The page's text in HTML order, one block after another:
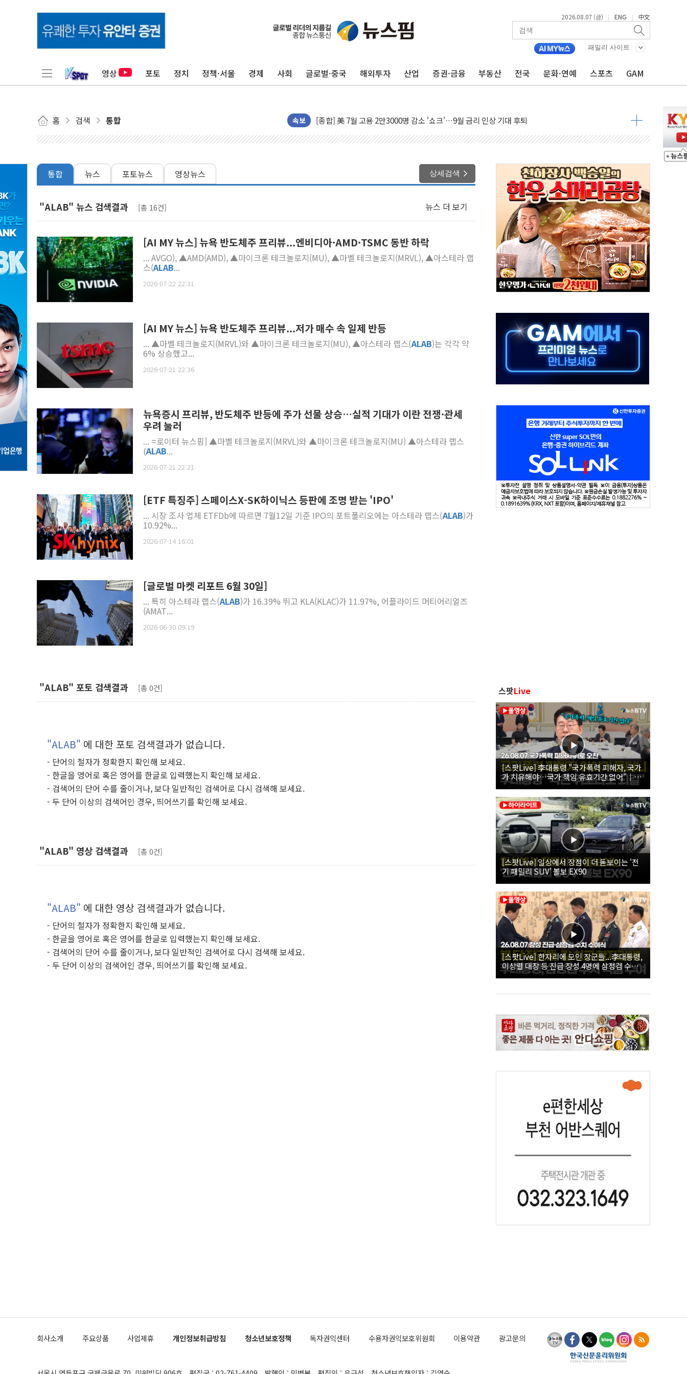
2026.08.07 (금) | ENG | 中文
패밀리 사이트
영상 포토 정치 정책·서울 경제 사회 글로벌·중국 해외투자 산업 증권·금융 부동산 전국 문화·연예 스포츠 GAM
홈 검색 통합 속보
[AI MY 뉴스] 뉴욕 반도체주 프리뷰...美 고용 쇼크에 반도체주 '활짝'
뉴욕증시 프리뷰, 美 고용 쇼크에 금리 인상 우려 후퇴…나스닥 선물 1%대 상승
[사진] 이슬람 수니파 3개국, 공동방위협정 체결
뉴욕증시 개장 전 특징주...아틀라시안·클라우드플레어·태양광주↑ VS 트레이드데스크·웬디스↓
트럼프 "금리 내려야"…파월 때와 달리 워시엔 톤 낮춰
특정 정치인 측근 포항시 정책특보 내정설...포항시 '시끌'
李 "해남 태양광, 대한민국 다음 100년 밑거름…수도권 집중 완화 전환점"
李 대통령, '6시간 마라톤 부동산 2차 회의' 주재… "전폭적 공급 확대·속도전 총력"
트럼프, 中 겨냥 폴리실리콘 관세 15% 부과…美 태양광주 급등
[사진] 빈살만과 에르도안의 만남
이란와이어 "이란 최고지도자 위독…곧 사망해도 놀랍지 않아"
남동발전, 해남군에 국내 최대 규모 400MW 태양광 착공…여의도 1.6배 규모
[인도증시] 중동 불안 속 유가 상승에 소폭 하락...금융주 낙폭 커
폭염 누그러지고 가뭄 숙지나...경북동해안권 8~9일 최대 100mm 호우
사우디·튀르키예·파키스탄, '공동방위협정' 체결… 수니파 국가들의 새 안보 협력 구도
신길동 신축도 3.3㎡당 7250만원…써밋 클라비온 59㎡ 18억원대
용산공원·그린벨트로 또 충돌…반복되는 국토부-서울시 '정책 엇박자'
통합 뉴스 포토뉴스 영상뉴스 상세검색
"ALAB" 뉴스 검색결과 [총 16건] 뉴스 더 보기
[AI MY 뉴스] 뉴욕 반도체주 프리뷰...엔비디아·AMD·TSMC 동반 하락
... AVGO), ▲AMD(AMD), ▲마이크론 테크놀로지(MU), ▲마벨 테크놀로지(MRVL), ▲아스테라 랩
스(ALAB...
2026-07-22 22:31
[AI MY 뉴스] 뉴욕 반도체주 프리뷰...저가 매수 속 일제 반등
... ▲마벨 테크놀로지(MRVL)와 ▲마이크론 테크놀로지(MU), ▲아스테라 랩스(ALAB)는 각각 약
6% 상승했고...
2026-07-21 22:36
뉴욕증시 프리뷰, 반도체주 반등에 주가 선물 상승…실적 기대가 이란 전쟁·관세
우려 눌러
... =로이터 뉴스핌] ▲마벨 테크놀로지(MRVL)와 ▲마이크론 테크놀로지(MU) ▲아스테라 랩스
(ALAB...
2026-07-21 22:21
[ETF 특징주] 스페이스X-SK하이닉스 등판에 조명 받는 'IPO'
... 시장 조사 업체 ETFDb에 따르면 7월12일 기준 IPO의 포트폴리오에는 아스테라 랩스(ALAB)가
10.92%...
2026-07-14 16:01
[글로벌 마켓 리포트 6월 30일]
... 특히 아스테라 랩스(ALAB)가 16.39% 뛰고 KLA(KLAC)가 11.97%, 어플라이드 머티어리얼즈
(AMAT...
2026-06-30 09:19
"ALAB" 포토 검색결과 [총 0건]
"ALAB" 에 대한 포토 검색결과가 없습니다.
- 단어의 철자가 정확한지 확인해 보세요.
- 한글을 영어로 혹은 영어를 한글로 입력했는지 확인해 보세요.
- 검색어의 단어 수를 줄이거나, 보다 일반적인 검색어로 다시 검색해 보세요.
- 두 단어 이상의 검색어인 경우, 띄어쓰기를 확인해 보세요.
"ALAB" 영상 검색결과 [총 0건]
"ALAB" 에 대한 영상 검색결과가 없습니다.
- 단어의 철자가 정확한지 확인해 보세요.
- 한글을 영어로 혹은 영어를 한글로 입력했는지 확인해 보세요.
- 검색어의 단어 수를 줄이거나, 보다 일반적인 검색어로 다시 검색해 보세요.
- 두 단어 이상의 검색어인 경우, 띄어쓰기를 확인해 보세요.
스팟Live
[스팟Live] 李대통령 "국가폭력 피해자, 국가
가 치유해야…국가 책임 유효기간 없어"｜
26.08.07 국가폭력 피해자 위로 오찬
[스팟Live] 일상에서 장점이 더 돋보이는 '전
기 패밀리 SUV' 볼보 EX90
[스팟Live] 한자리에 모인 장군들...李대통령,
이상렬 대장 등 진급 장성 4명에 삼정검 수치
직접 수여｜26.08.07 장성 진급·삼정검 수치
회사소개 주요상품 사업제휴 개인정보취급방침 청소년보호정책 독자권익센터 수용자권익보호위원회 이용약관 광고문의